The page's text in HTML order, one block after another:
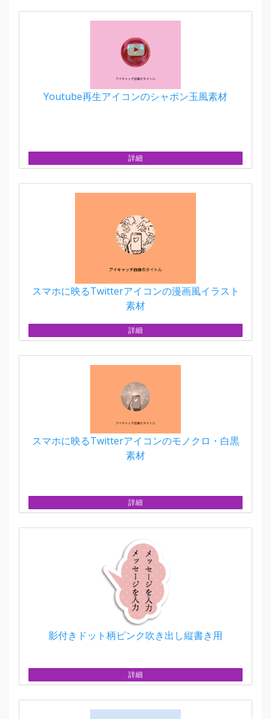
Youtube再生アイコンのシャボン玉風素材
詳細
スマホに映るTwitterアイコンの漫画風イラスト
素材
詳細
スマホに映るTwitterアイコンのモノクロ・白黒
素材
詳細
影付きドット柄ピンク吹き出し縦書き用
詳細